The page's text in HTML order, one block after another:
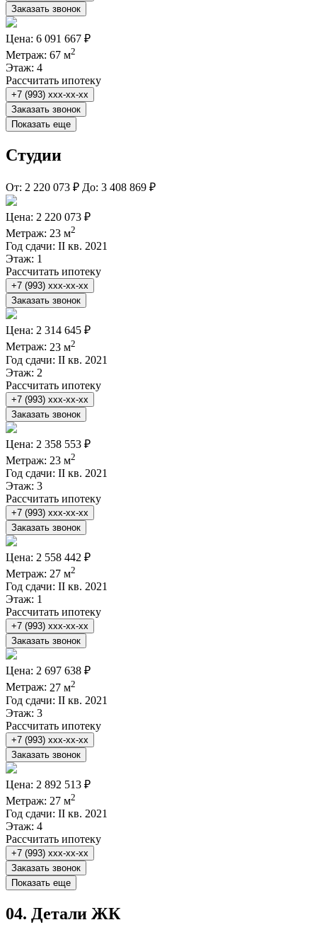
Заказать звонок
Цена: 6 091 667 ₽
Метраж: 67 м2
Этаж: 4
Рассчитать ипотеку
+7 (993) xxx-xx-xx
Заказать звонок
Показать еще
Студии
От: 2 220 073 ₽ До: 3 408 869 ₽
Цена: 2 220 073 ₽
Метраж: 23 м2
Год сдачи: II кв. 2021
Этаж: 1
Рассчитать ипотеку
+7 (993) xxx-xx-xx
Заказать звонок
Цена: 2 314 645 ₽
Метраж: 23 м2
Год сдачи: II кв. 2021
Этаж: 2
Рассчитать ипотеку
+7 (993) xxx-xx-xx
Заказать звонок
Цена: 2 358 553 ₽
Метраж: 23 м2
Год сдачи: II кв. 2021
Этаж: 3
Рассчитать ипотеку
+7 (993) xxx-xx-xx
Заказать звонок
Цена: 2 558 442 ₽
Метраж: 27 м2
Год сдачи: II кв. 2021
Этаж: 1
Рассчитать ипотеку
+7 (993) xxx-xx-xx
Заказать звонок
Цена: 2 697 638 ₽
Метраж: 27 м2
Год сдачи: II кв. 2021
Этаж: 3
Рассчитать ипотеку
+7 (993) xxx-xx-xx
Заказать звонок
Цена: 2 892 513 ₽
Метраж: 27 м2
Год сдачи: II кв. 2021
Этаж: 4
Рассчитать ипотеку
+7 (993) xxx-xx-xx
Заказать звонок
Показать еще
04. Детали ЖК